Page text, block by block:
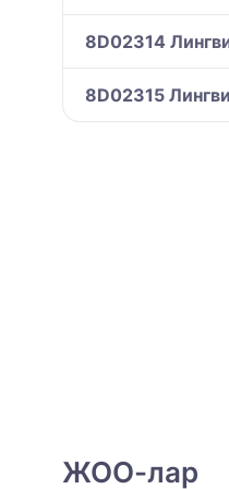
8D02314
8D02315
ЖОО-лар